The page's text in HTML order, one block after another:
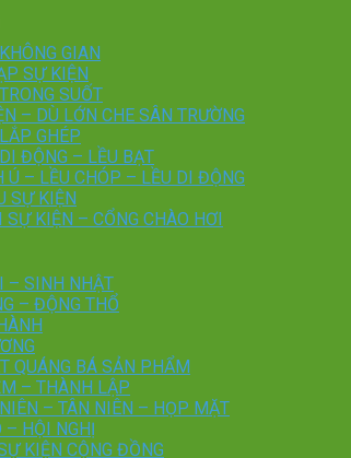
GIAN
SỰ KIỆN
SUỐT
– DÙ LỚN CHE SÂN TRƯỜNG
GHÉP
ĐỘNG – LỀU BẠT
Ú – LỀU CHÓP – LỀU DI ĐỘNG
SỰ KIỆN
SỰ KIỆN – CỔNG CHÀO HƠI
– SINH NHẬT
– ĐỘNG THỔ
QUÁNG BÁ SẢN PHẨM
– THÀNH LẬP
– TÂN NIÊN – HỌP MẶT
– HỘI NGHỊ
KIỆN CỘNG ĐỒNG